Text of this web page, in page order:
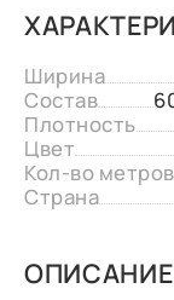
Ширина
Состав
Плотность
Цвет
Кол-во
Страна
ОПИСАНИЕ